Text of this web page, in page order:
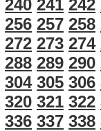
240 241 242
256 257 258
272 273 274
288 289 290
304 305 306
320 321 322
336 337 338